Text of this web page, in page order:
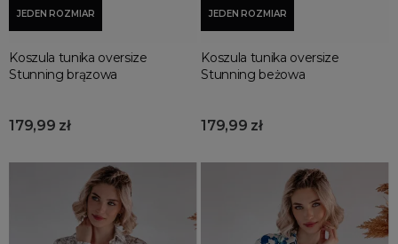
JEDEN ROZMIAR
Koszula tunika oversize
Stunning brązowa
179,99 zł
JEDEN ROZMIAR
Koszula tunika oversize
Stunning beżowa
179,99 zł